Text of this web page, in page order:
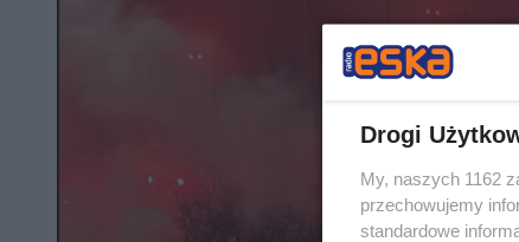
Drogi
My, naszych 1162
przechowujemy
standardowe